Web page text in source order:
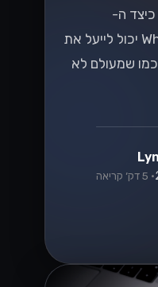
ה-
WhatsApp Business API יכול לייעל את
שמעולם לא
• 5 דק׳ קריאה